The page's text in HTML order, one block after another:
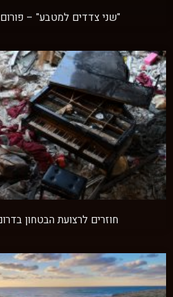
"שני צדדים למטבע" –
חוזרים לרצועת הבטחון בדרום